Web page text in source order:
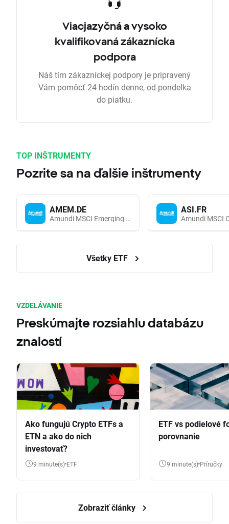
Viacjazyčná a vysoko
kvalifikovaná zákaznícka
podpora
Náš tím zákazníckej podpory je pripravený
Vám pomôcť 24 hodín denne, od pondelka
do piatku.
TOP INŠTRUMENTY
Pozrite sa na ďalšie inštrumenty
AMEM.DE
Amundi MSCI Emerging Markets UCITS (Acc EUR)
ASI.FR
Všetky ETF
VZDELÁVANIE
Preskúmajte rozsiahlu databázu
znalostí
Ako fungujú Crypto ETFs a
ETN a ako do nich
investovať?
9 minute(s) ETF
ETF vs podielové
porovnanie
9 minute(s) Príručky
Zobraziť články